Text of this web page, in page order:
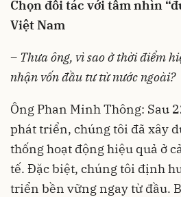
Chọn đối tác với tầm nhìn
Việt Nam
– Thưa ông, vì sao ở thời điểm
nhậnvốnđầu tư từ nước ngoài?
Ông Phan Minh Thông: Sau
phát triển, chúng tôi đã xây
thống hoạt động hiệu quả ở
tế. Đặc biệt, chúng tôi định
triển bền vững ngay từ đầu.